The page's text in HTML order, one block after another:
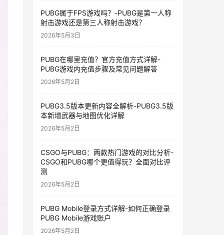
PUBG属于FPS游戏吗？-PUBG是第一人称
射击游戏还是第三人称射击游戏？
2026年5月3日
PUBG在哪里充值？官方充值方式详解-
PUBG游戏内充值步骤及常见问题解答
2026年5月2日
PUBG3.5版本更新内容全解析-PUBG3.5版
本新增武器与地图优化详解
2026年5月2日
CSGO与PUBG：两款热门游戏的对比分析-
CSGO和PUBG哪个更值得玩？全面对比评
测
2026年5月2日
PUBG Mobile登录方式详解-如何正确登录
PUBG Mobile游戏账户
2026年5月2日